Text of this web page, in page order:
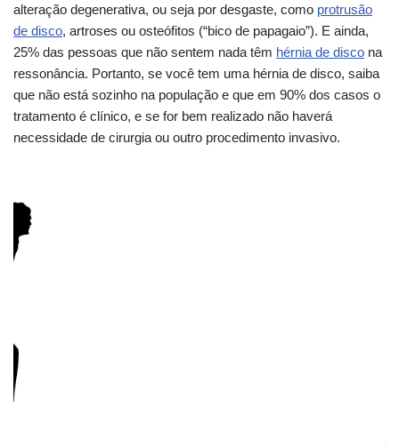
alteração degenerativa, ou seja por desgaste, como protrusão
de disco, artroses ou osteófitos (“bico de papagaio”). E ainda,
25% das pessoas que não sentem nada têm hérnia de disco na
ressonância. Portanto, se você tem uma hérnia de disco, saiba
que não está sozinho na população e que em 90% dos casos o
tratamento é clínico, e se for bem realizado não haverá
necessidade de cirurgia ou outro procedimento invasivo.